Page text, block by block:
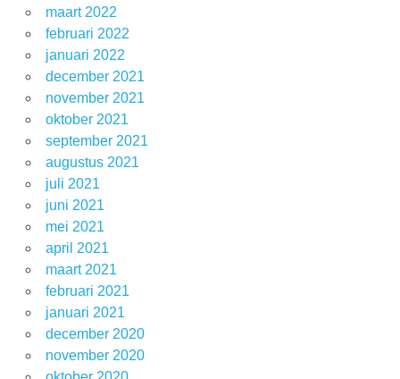
maart 2022
februari 2022
januari 2022
december 2021
november 2021
oktober 2021
september 2021
augustus 2021
juli 2021
juni 2021
mei 2021
april 2021
maart 2021
februari 2021
januari 2021
december 2020
november 2020